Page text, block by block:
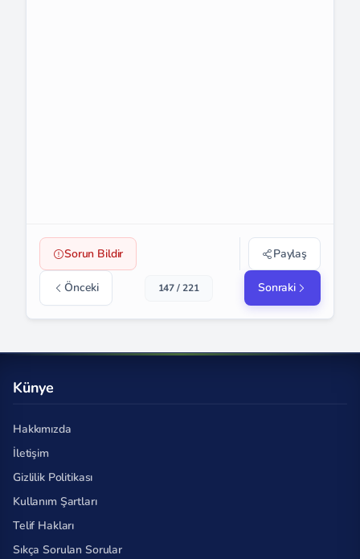
Sorun Bildir Paylaş
Önceki 147 / 221 Sonraki
Künye
Hakkımızda
İletişim
Gizlilik Politikası
Kullanım Şartları
Telif Hakları
Sıkça Sorulan Sorular